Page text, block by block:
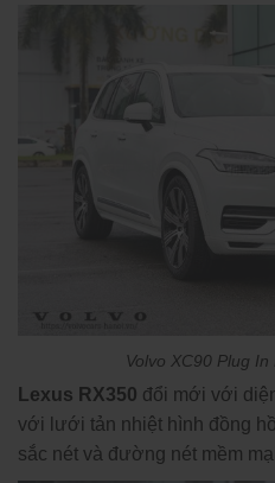
Volvo XC90 Plug
Lexus RX350 đổi mới với
với lưới tản nhiệt hình đồng
sắc nét và đường nét mềm